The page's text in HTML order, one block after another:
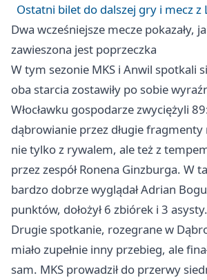
Ostatni bilet do dalszej gry i mecz z
Dwa wcześniejsze mecze pokazały,
zawieszona jest poprzeczka
W tym sezonie MKS i Anwil spotkali
oba starcia zostawiły po sobie
Włocławku gospodarze zwyciężyli
dąbrowianie przez długie fragmenty
nie tylko z rywalem, ale też z
przez zespół Ronena Ginzburga. W
bardzo dobrze wyglądał Adrian
punktów, dołożył 6 zbiórek i 3 asysty.
Drugie spotkanie, rozegrane w
miało zupełnie inny przebieg, ale
sam. MKS prowadził do przerwy